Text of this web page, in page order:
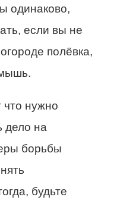
одинаково,
если вы не
полёвка,
что нужно
дело на
борьбы
будьте